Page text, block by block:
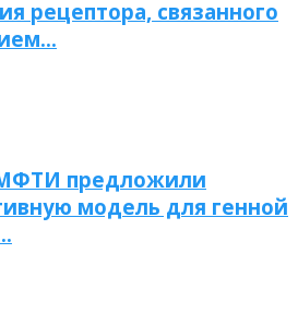
рецептора, связанного
предложили
модель для генной